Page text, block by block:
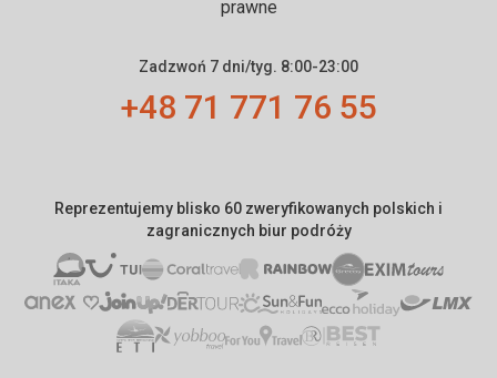
prawne
Zadzwoń 7 dni/tyg. 8:00-23:00
+48 71 771 76 55
Reprezentujemy blisko 60 zweryfikowanych polskich i
zagranicznych biur podróży